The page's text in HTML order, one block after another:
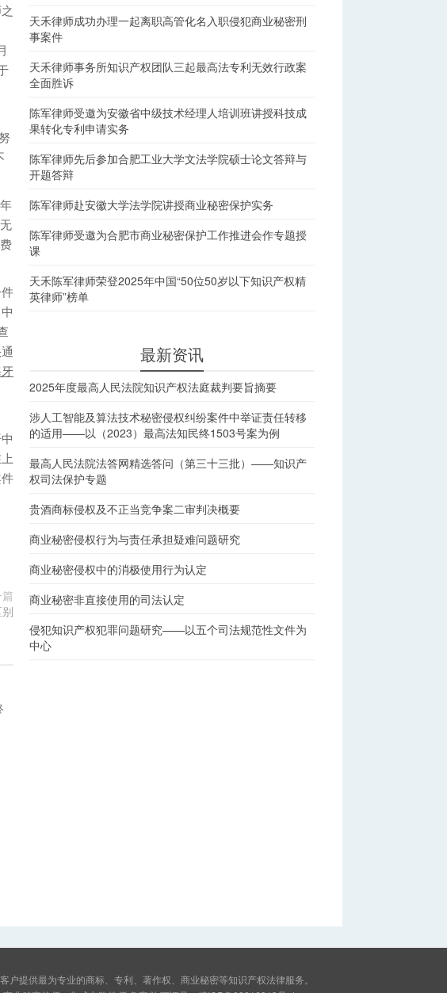
天禾律师成功办理一起离职高管化名入职侵犯商业秘密刑
事案件
天禾律师事务所知识产权团队三起最高法专利无效行政案
全面胜诉
陈军律师受邀为安徽省中级技术经理人培训班讲授科技成
果转化专利申请实务
陈军律师先后参加合肥工业大学文法学院硕士论文答辩与
开题答辩
陈军律师赴安徽大学法学院讲授商业秘密保护实务
陈军律师受邀为合肥市商业秘密保护工作推进会作专题授
课
天禾陈军律师荣登2025年中国“50位50岁以下知识产权精
英律师”榜单
最新资讯
2025年度最高人民法院知识产权法庭裁判要旨摘要
涉人工智能及算法技术秘密侵权纠纷案件中举证责任转移
的适用——以（2023）最高法知民终1503号案为例
最高人民法院法答网精选答问（第三十三批）——知识产
权司法保护专题
贵酒商标侵权及不正当竞争案二审判决概要
商业秘密侵权行为与责任承担疑难问题研究
商业秘密侵权中的消极使用行为认定
商业秘密非直接使用的司法认定
侵犯知识产权犯罪问题研究——以五个司法规范性文件为
中心
提供最为专业的商标、专利、著作权、商业秘密等知识产权法律服务。